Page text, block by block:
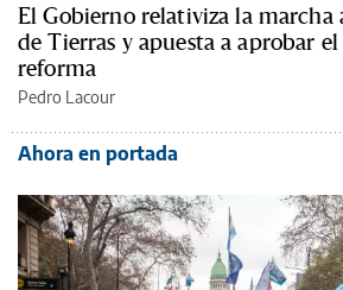
El Gobierno relativiza la marcha
de Tierras y apuesta a aprobar
reforma
Pedro Lacour
Ahora en portada